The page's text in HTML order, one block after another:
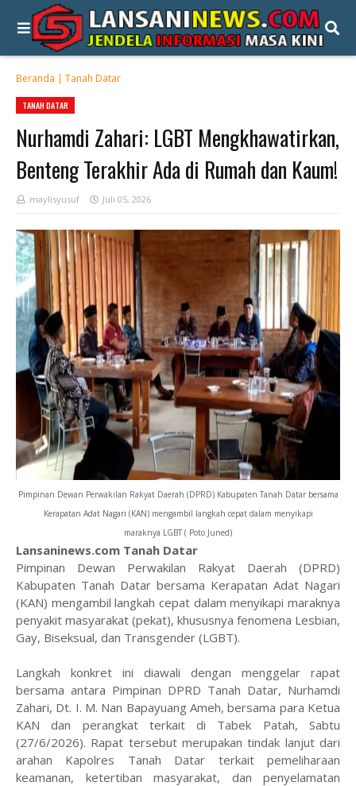
Beranda | Tanah Datar
TANAH DATAR
Nurhamdi Zahari: LGBT Mengkhawatirkan,
Benteng Terakhir Ada di Rumah dan Kaum!
maylisyusuf Juli 05, 2026
Pimpinan Dewan Perwakilan Rakyat Daerah (DPRD) Kabupaten Tanah Datar bersama
Kerapatan Adat Nagari (KAN) mengambil langkah cepat dalam menyikapi
maraknya LGBT ( Poto Juned)
Lansaninews.com Tanah Datar
Pimpinan Dewan Perwakilan Rakyat Daerah (DPRD)
Kabupaten Tanah Datar bersama Kerapatan Adat Nagari
(KAN) mengambil langkah cepat dalam menyikapi maraknya
penyakit masyarakat (pekat), khususnya fenomena Lesbian,
Gay, Biseksual, dan Transgender (LGBT).
​Langkah konkret ini diawali dengan menggelar rapat
bersama antara Pimpinan DPRD Tanah Datar, Nurhamdi
Zahari, Dt. I. M. Nan Bapayuang Ameh, bersama para Ketua
KAN dan perangkat terkait di Tabek Patah, Sabtu
(27/6/2026). Rapat tersebut merupakan tindak lanjut dari
arahan Kapolres Tanah Datar terkait pemeliharaan
keamanan, ketertiban masyarakat, dan penyelamatan